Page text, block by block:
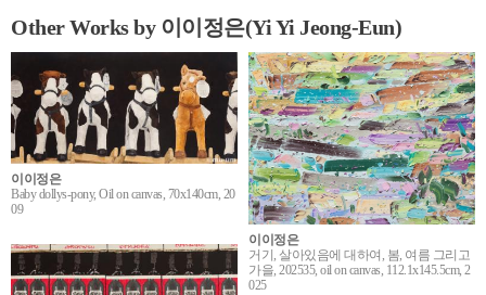
Other Works by 이이정은(Yi Yi Jeong-Eun)
이이정은
Baby dollys-pony, Oil on canvas, 70x140cm, 20
09
이이정은
거기, 살아있음에 대하여, 봄, 여름 그리고
가을, 202535, oil on canvas, 112.1x145.5cm, 2
025